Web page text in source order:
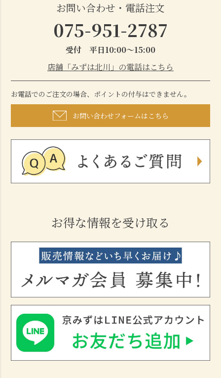
お問い合わせ・電話注文
075-951-2787
受付 平日10:00～15:00
店舗「みずは北川」の電話はこちら
お電話でのご注文の場合、ポイントの付与はできません。
お問い合わせフォームはこちら
お得な情報を受け取る